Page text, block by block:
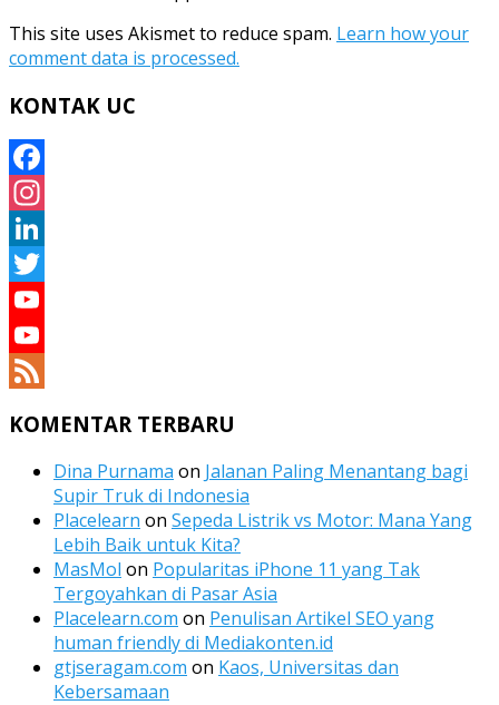
This site uses Akismet to reduce spam. Learn how your
comment data is processed.
KONTAK UC
Facebook
Instagram
LinkedIn
Twitter
YouTube
YouTube
KOMENTAR TERBARU
Dina Purnama on Jalanan Paling Menantang bagi
Supir Truk di Indonesia
Placelearn on Sepeda Listrik vs Motor: Mana Yang
Lebih Baik untuk Kita?
MasMol on Popularitas iPhone 11 yang Tak
Tergoyahkan di Pasar Asia
Placelearn.com on Penulisan Artikel SEO yang
human friendly di Mediakonten.id
gtjseragam.com on Kaos, Universitas dan
Kebersamaan